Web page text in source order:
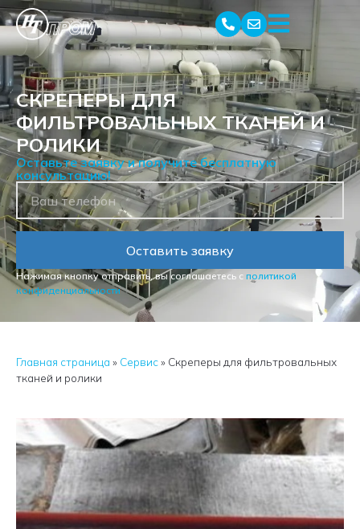
СКРЕПЕРЫ ДЛЯ
ФИЛЬТРОВАЛЬНЫХ ТКАНЕЙ И
РОЛИКИ
Оставьте заявку и получите бесплатную
консультацию!
Оставить заявку
Нажимая кнопку отправить, вы соглашаетесь с политикой
конфиденциальности
Главная страница » Сервис» Скреперы для фильтровальных
тканей и ролики